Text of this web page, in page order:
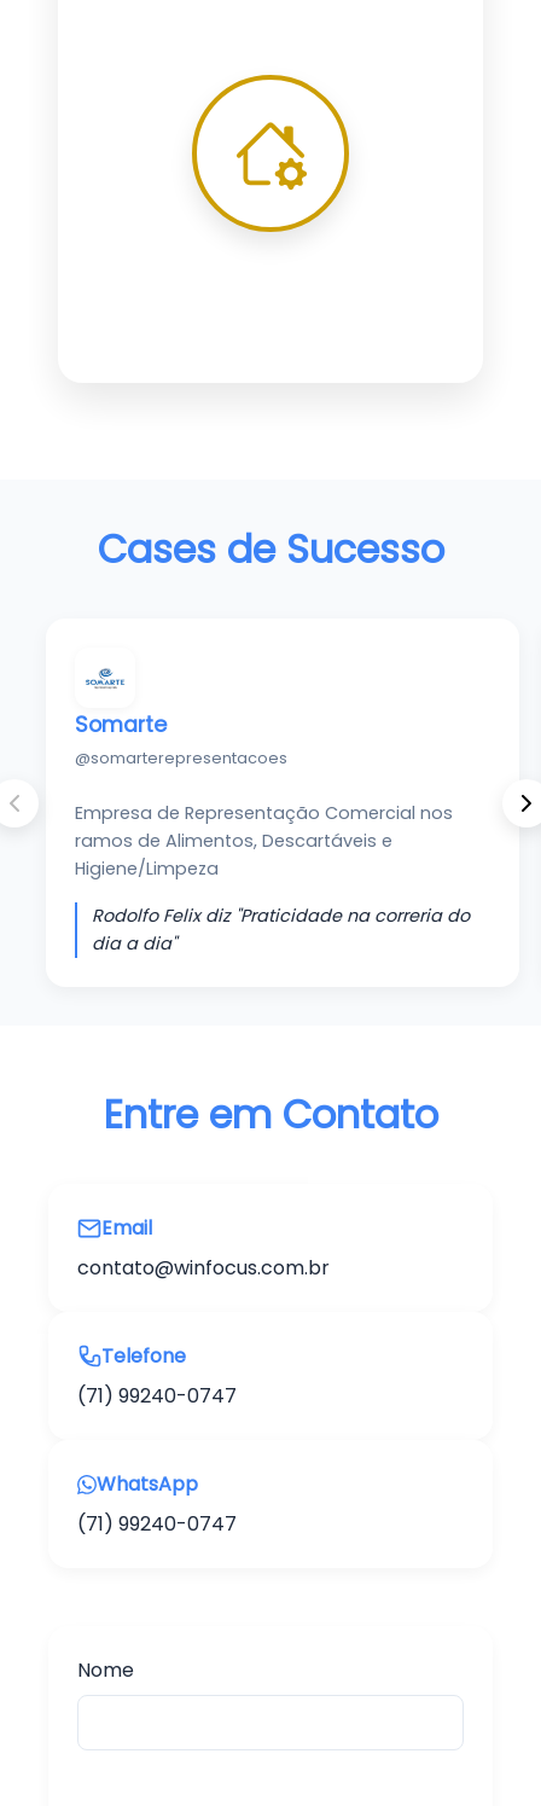
Sensores IoT
Assistentes virtuais
Cases de Sucesso
Somarte
@somarterepresentacoes
Empresa de Representação Comercial nos
ramos de Alimentos, Descartáveis e
Higiene/Limpeza
Rodolfo Felix diz "Praticidade na correria do
dia a dia"
Entre em Contato
Email
contato@winfocus.com.br
Telefone
(71) 99240-0747
WhatsApp
(71) 99240-0747
Nome